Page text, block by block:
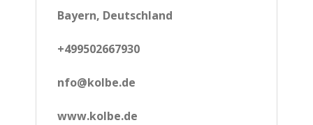
Bayern, Deutschland
+499502667930
nfo@kolbe.de
www.kolbe.de